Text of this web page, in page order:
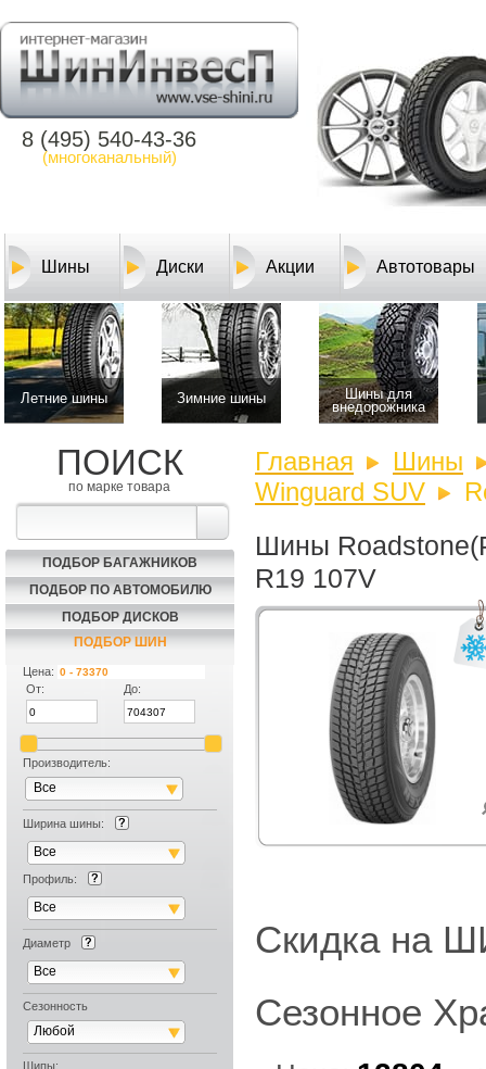
8 (495) 540-43-36
(многоканальный)
Шины Диски Акции Автотовары
Летние шины Зимние шины
Шины для
внедорожника
ПОИСК
по марке товара
ПОДБОР БАГАЖНИКОВ
ПОДБОР ПО АВТОМОБИЛЮ
ПОДБОР ДИСКОВ
ПОДБОР ШИН
Цена:
От:
До:
Производитель:
Все
Ширина шины:
Все
Профиль:
Все
Диаметр
Все
Сезонность
Любой
Шипы:
Главная
Шины
Winguard SUV
Шины
R19 107V
Скидка на
Сезонное